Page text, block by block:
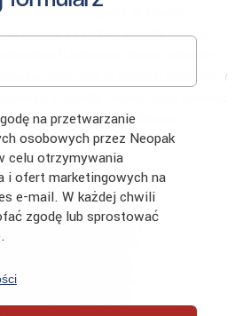
grubości i długości. W branży
istotne są jednak sznurki jutowe
kolorach. Innym rodzajem
dostępny w różnych kolorach w
Ponadto można kupić również
ze specjalnymi włóknami
włókna z łodyg juty.
na przetwarzanie
osobowych przez Neopak
celu otrzymywania
i ofert marketingowych na
e-mail. W każdej chwili
zgodę lub sprostować